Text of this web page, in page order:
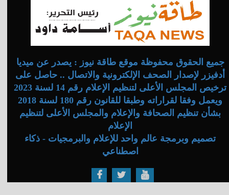
جميع الحقوق محفوظة موقع طاقة نيوز : يصدر عن ميديا
أدفيزر لإصدار الصحف الإلكترونية والاتصال .. حاصل على
ترخيص المجلس الأعلى لتنظيم الإعلام رقم 14 لسنة 2023
ويعمل وفقا لقراراته وطبقا للقانون رقم 180 لسنة 2018
بشأن تنظيم الصحافة والإعلام والمجلس الأعلى لتنظيم
الإعلام
تصميم وبرمجة عالم واحد للإعلام والبرمجيات - ذكاء
اصطناعي